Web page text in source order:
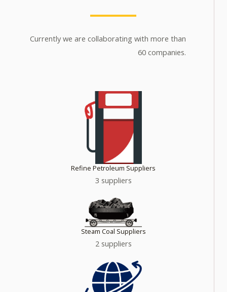
Currently we are collaborating with more than
60 companies.
Refine Petroleum Suppliers
3 suppliers
Steam Coal Suppliers
2 suppliers